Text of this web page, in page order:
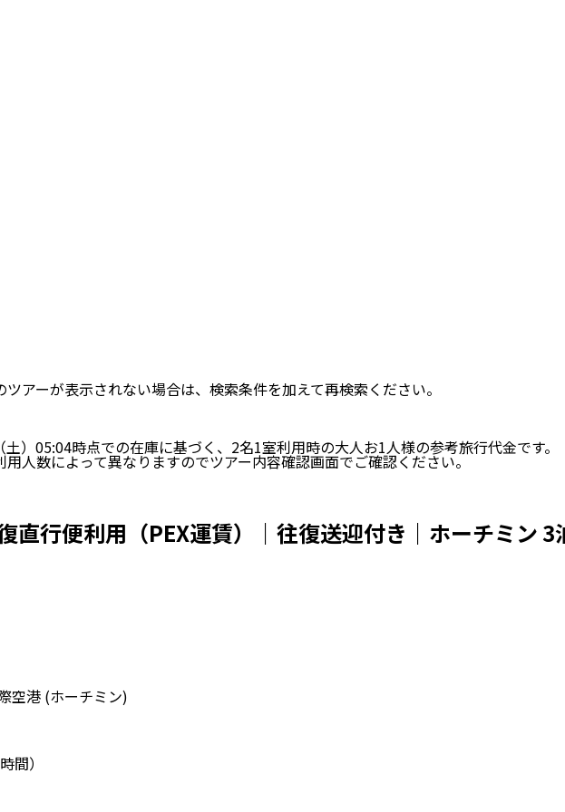
アーが表示されない場合は、検索条件を加えて再検索ください。
土）05:04時点での在庫に基づく、 2名1室利用時の大人お1人様の参考旅行代金です。
人数によって異なりますのでツアー内容確認画面でご確認ください。
直行便利用（PEX運賃）｜往復送迎付き｜ホーチミン 3
空港 (ホーチミン)
間）